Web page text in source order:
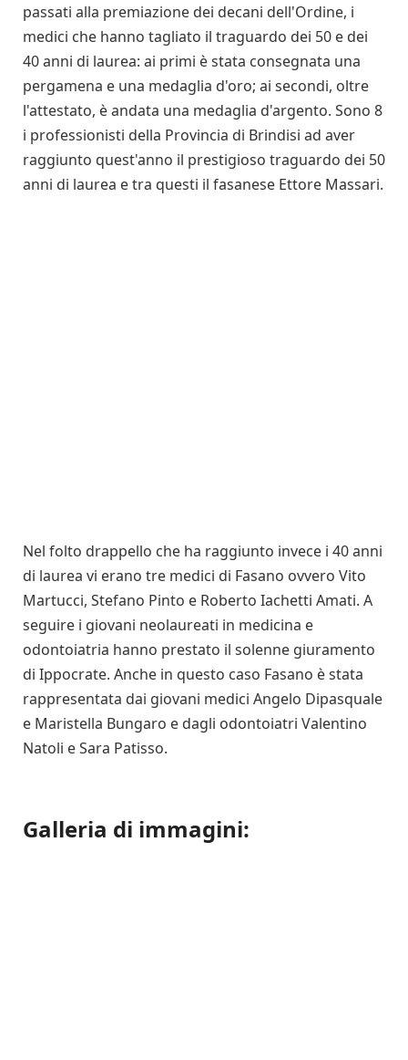
passati alla premiazione dei decani dell'Ordine, i
medici che hanno tagliato il traguardo dei 50 e dei
40 anni di laurea: ai primi è stata consegnata una
pergamena e una medaglia d'oro; ai secondi, oltre
l'attestato, è andata una medaglia d'argento. Sono 8
i professionisti della Provincia di Brindisi ad aver
raggiunto quest'anno il prestigioso traguardo dei 50
anni di laurea e tra questi il fasanese Ettore Massari.
Nel folto drappello che ha raggiunto invece i 40 anni
di laurea vi erano tre medici di Fasano ovvero Vito
Martucci, Stefano Pinto e Roberto Iachetti Amati. A
seguire i giovani neolaureati in medicina e
odontoiatria hanno prestato il solenne giuramento
di Ippocrate. Anche in questo caso Fasano è stata
rappresentata dai giovani medici Angelo Dipasquale
e Maristella Bungaro e dagli odontoiatri Valentino
Natoli e Sara Patisso.
Galleria di immagini: